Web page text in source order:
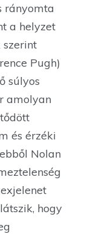
rányomta
a helyzet
szerint
Pugh)
súlyos
amolyan
és érzéki
Nolan
hogy